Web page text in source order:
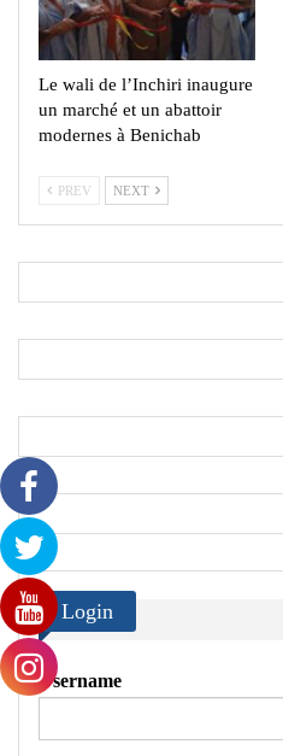
Le wali de l’Inchiri inaugure
un marché et un abattoir
modernes à Benichab
PREV NEXT
Login
Username